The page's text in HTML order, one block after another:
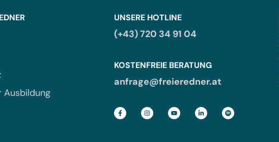
Ausbildung
UNSERE HOTLINE
(+43) 720 34 91 04
KOSTENFREIE BERATUNG
anfrage@freieredner.at